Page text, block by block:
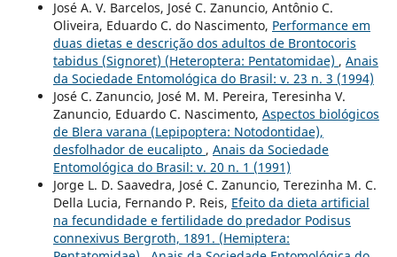
José A. V. Barcelos, José C. Zanuncio, Antônio C.
Oliveira, Eduardo C. do Nascimento, Performance em
duas dietas e descrição dos adultos de Brontocoris
tabidus (Signoret) (Heteroptera: Pentatomidae) , Anais
da Sociedade Entomológica do Brasil: v. 23 n. 3 (1994)
José C. Zanuncio, José M. M. Pereira, Teresinha V.
Zanuncio, Eduardo C. Nascimento, Aspectos biológicos
de Blera varana (Lepipoptera: Notodontidae),
desfolhador de eucalipto , Anais da Sociedade
Entomológica do Brasil: v. 20 n. 1 (1991)
Jorge L. D. Saavedra, José C. Zanuncio, Terezinha M. C.
Della Lucia, Fernando P. Reis, Efeito da dieta artificial
na fecundidade e fertilidade do predador Podisus
connexivus Bergroth, 1891. (Hemiptera: